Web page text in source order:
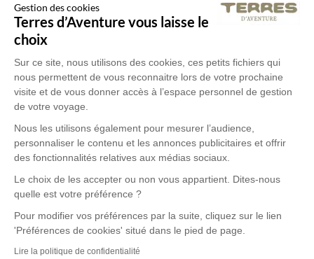
Gestion des cookies
Terres d’Aventure vous laisse le
choix
Sur ce site, nous utilisons des cookies, ces petits fichiers qui
nous permettent de vous reconnaitre lors de votre prochaine
visite et de vous donner accès à l’espace personnel de gestion
de votre voyage.
Nous les utilisons également pour mesurer l’audience,
personnaliser le contenu et les annonces publicitaires et offrir
des fonctionnalités relatives aux médias sociaux.
Le choix de les accepter ou non vous appartient. Dites-nous
quelle est votre préférence ?
Pour modifier vos préférences par la suite, cliquez sur le lien
'Préférences de cookies' situé dans le pied de page.
Lire la politique de confidentialité